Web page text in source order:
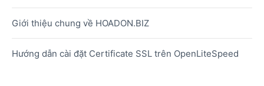
Giới thiệu chung về HOADON.BIZ
Hướng dẫn cài đặt Certificate SSL trên OpenLiteSpeed